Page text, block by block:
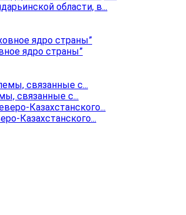
области, в...
ядро страны”
связанные с...
Казахстанского...